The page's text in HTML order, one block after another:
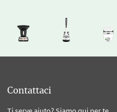
Contattaci